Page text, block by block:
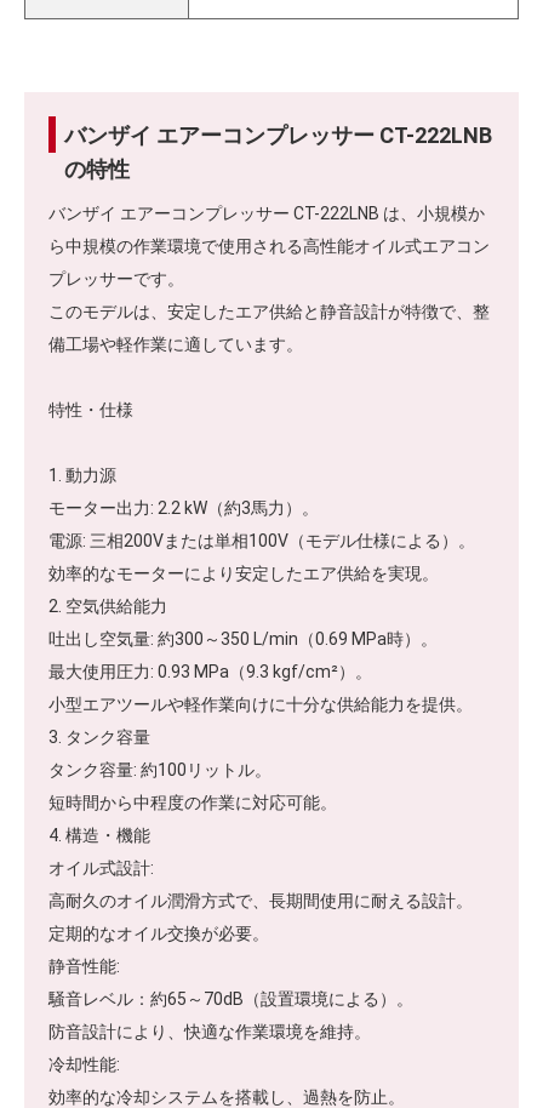
バンザイ エアーコンプレッサー CT-222LNB
の特性
バンザイ エアーコンプレッサー CT-222LNB は、小規模か
ら中規模の作業環境で使用される高性能オイル式エアコン
プレッサーです。
このモデルは、安定したエア供給と静音設計が特徴で、整
備工場や軽作業に適しています。
特性・仕様
1. 動力源
モーター出力: 2.2 kW（約3馬力）。
電源: 三相200Vまたは単相100V（モデル仕様による）。
効率的なモーターにより安定したエア供給を実現。
2. 空気供給能力
吐出し空気量: 約300～350 L/min（0.69 MPa時）。
最大使用圧力: 0.93 MPa（9.3 kgf/cm²）。
小型エアツールや軽作業向けに十分な供給能力を提供。
3. タンク容量
タンク容量: 約100リットル。
短時間から中程度の作業に対応可能。
4. 構造・機能
オイル式設計:
高耐久のオイル潤滑方式で、長期間使用に耐える設計。
定期的なオイル交換が必要。
静音性能:
騒音レベル：約65～70dB（設置環境による）。
防音設計により、快適な作業環境を維持。
冷却性能:
効率的な冷却システムを搭載し、過熱を防止。